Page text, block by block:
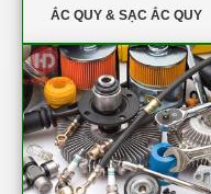
ẮC QUY & SẠC ẮC QUY